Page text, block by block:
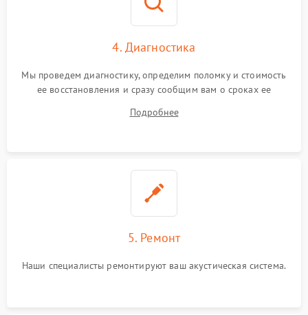
4. Диагностика
Мы проведем диагностику, определим поломку и стоимость
ее восстановления и сразу сообщим вам о сроках ее
Подробнее
5. Ремонт
Наши специалисты ремонтируют ваш акустическая система.